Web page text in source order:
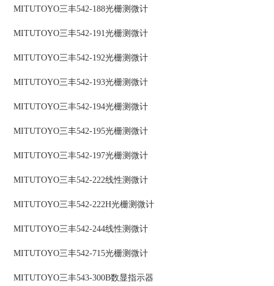
MITUTOYO三丰542-188光栅测微计
MITUTOYO三丰542-191光栅测微计
MITUTOYO三丰542-192光栅测微计
MITUTOYO三丰542-193光栅测微计
MITUTOYO三丰542-194光栅测微计
MITUTOYO三丰542-195光栅测微计
MITUTOYO三丰542-197光栅测微计
MITUTOYO三丰542-222线性测微计
MITUTOYO三丰542-222H光栅测微计
MITUTOYO三丰542-244线性测微计
MITUTOYO三丰542-715光栅测微计
MITUTOYO三丰543-300B数显指示器